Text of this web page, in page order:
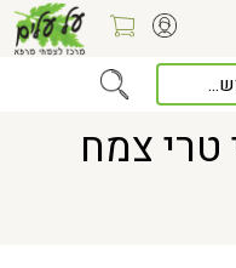
טרי צמח